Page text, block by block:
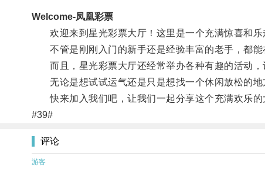
Welcome-凤凰彩票
欢迎来到星光彩票大厅！这里是一个充满惊喜和乐
不管是刚刚入门的新手还是经验丰富的老手，都能
而且，星光彩票大厅还经常举办各种有趣的活动，
无论是想试试运气还是只是想找一个休闲放松的地
快来加入我们吧，让我们一起分享这个充满欢乐的
#39#
评论
游客